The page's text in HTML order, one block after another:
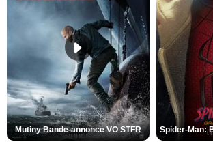
Mutiny Bande-annonce VO STFR